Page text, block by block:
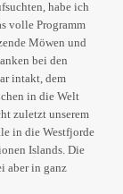
habe ich
volle Programm
Möwen und
bei den
intakt, dem
in die Welt
zuletzt unserem
in die Westfjorde
Islands. Die
aber in ganz